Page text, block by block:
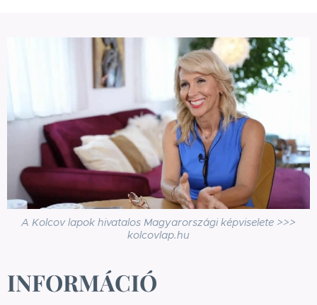
A Kolcov lapok hivatalos Magyarországi képviselete >>>
kolcovlap.hu
INFORMÁCIÓ